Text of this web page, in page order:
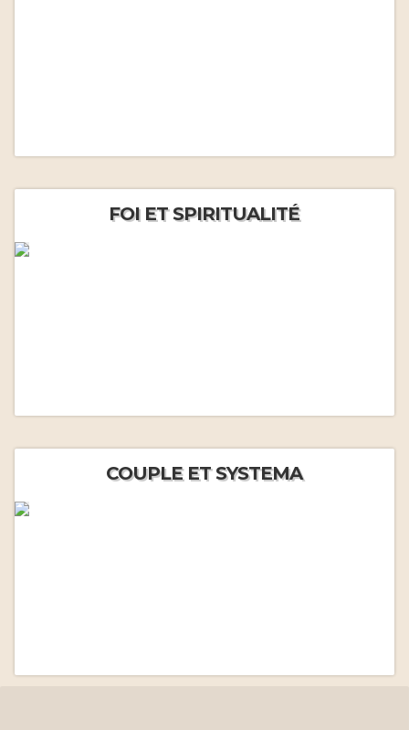
FOI ET SPIRITUALITÉ
COUPLE ET SYSTEMA